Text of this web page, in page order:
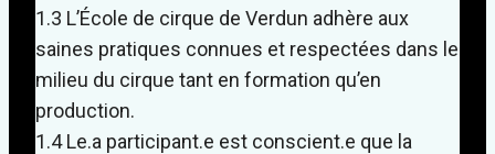
1.3 L’École de cirque de Verdun adhère aux
saines pratiques connues et respectées dans le
milieu du cirque tant en formation qu’en
production.
1.4 Le.a participant.e est conscient.e que la